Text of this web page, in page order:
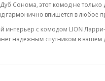
Сонома, этот комод не только
гармонично впишется в любое
интерьер с комодом LION
надежным спутником в